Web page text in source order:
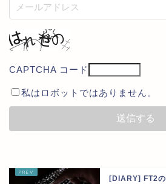
CAPTCHA コード
私はロボットではありません。
[DIARY] FT2